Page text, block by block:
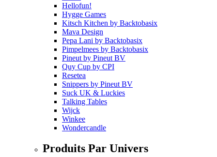
Hellofun!
Hygge Games
Kitsch Kitchen by Backtobasix
Mava Design
Pepa Lani by Backtobasix
Pimpelmees by Backtobasix
Pineut by Pineut BV
Quy Cup by CPI
Resetea
Snippers by Pineut BV
Suck UK & Luckies
Talking Tables
Wijck
Winkee
Wondercandle
Produits Par Univers